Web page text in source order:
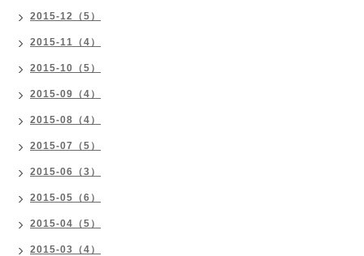
2015-12（5）
2015-11（4）
2015-10（5）
2015-09（4）
2015-08（4）
2015-07（5）
2015-06（3）
2015-05（6）
2015-04（5）
2015-03（4）